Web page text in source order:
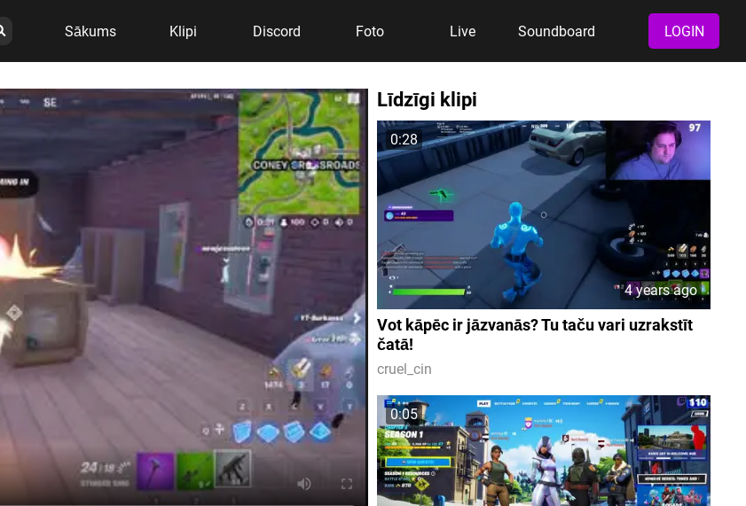
Sākums Klipi Discord Foto Live Soundboard LOGIN
Līdzīgi klipi
0:28
4 years ago
Vot kāpēc ir jāzvanās? Tu taču vari uzrakstīt
čatā!
cruel_cin
0:05